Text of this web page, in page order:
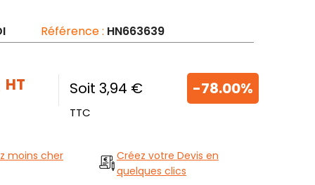
Référence : HN663639
HT Soit 3,94 €
TTC
-78.00%
moins cher
Créez votre Devis en
quelques clics